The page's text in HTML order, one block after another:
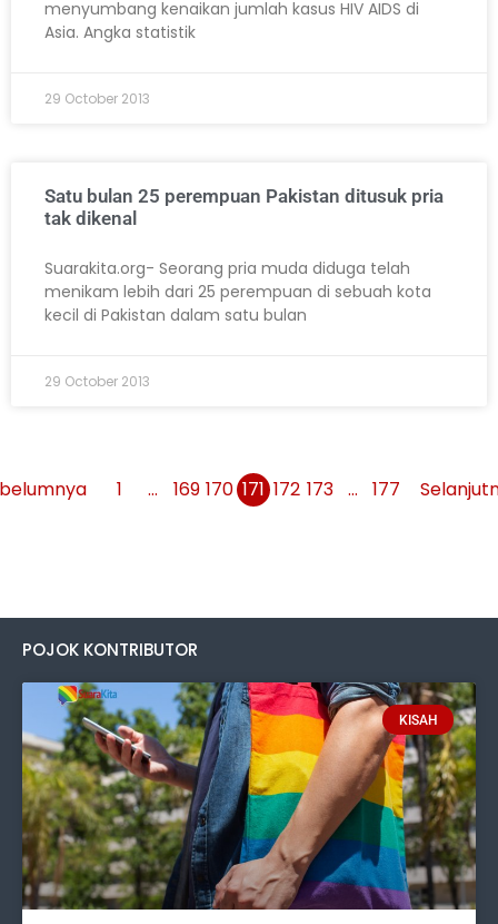
menyumbang kenaikan jumlah kasus HIV AIDS di
Asia. Angka statistik
29 October 2013
Satu bulan 25 perempuan Pakistan ditusuk pria
tak dikenal
Suarakita.org- Seorang pria muda diduga telah
menikam lebih dari 25 perempuan di sebuah kota
kecil di Pakistan dalam satu bulan
29 October 2013
1 … 169 170 171 172 173 … 177
POJOK KONTRIBUTOR
KISAH